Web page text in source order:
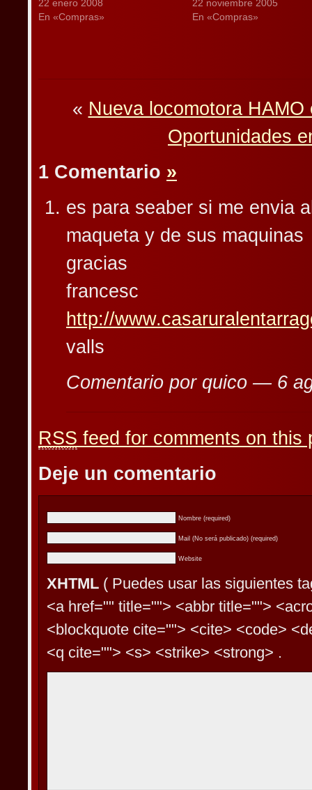
22 enero 2008
En «Compras»
22 noviembre 2005
En «Compras»
« Nueva locomotora
Oportunidades
1 Comentario »
es para seaber si me envia
maqueta y de sus maquinas
gracias
francesc
http://
valls
Comentario por quico — 6
RSS feed for comments on this
Deje un comentario
Nombre (required)
Mail (No será publicado) (required)
Website
XHTML ( Puedes usar las siguientes
<a href="" title=""> <abbr title="">
<blockquote cite=""> <cite> <code>
<q cite=""> <s> <strike> <strong> .